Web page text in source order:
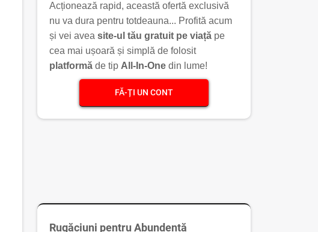
Acționează rapid, această ofertă exclusivă
nu va dura pentru totdeauna... Profită acum
și vei avea site-ul tău gratuit pe viață pe
cea mai ușoară și simplă de folosit
platformă de tip All-In-One din lume!
FĂ-ȚI UN CONT
Rugăciuni pentru Abundență